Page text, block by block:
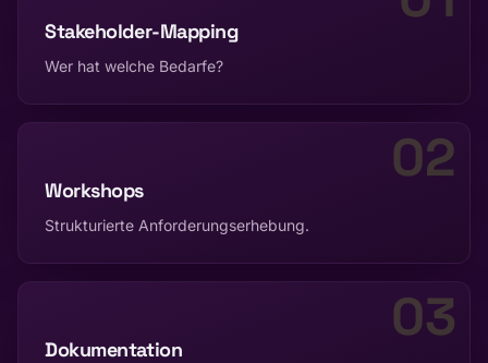
Stakeholder-Mapping
Wer hat welche Bedarfe?
02
Workshops
Strukturierte Anforderungserhebung.
03
Dokumentation